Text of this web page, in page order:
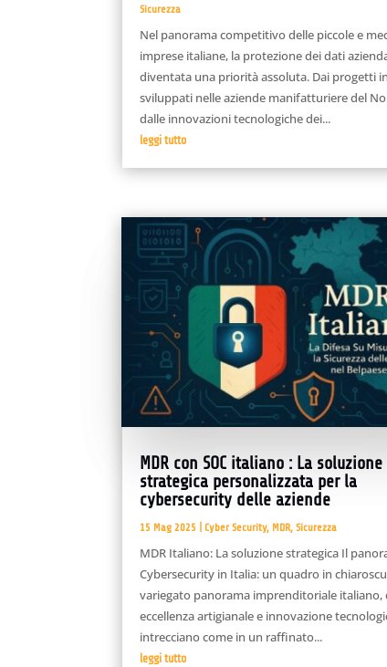
Sicurezza
Nel panorama competitivo delle piccole e
imprese italiane, la protezione dei dati
diventata una priorità assoluta. Dai progetti
sviluppati nelle aziende manifatturiere del
dalle innovazioni tecnologiche dei...
leggi tutto
MDR con SOC italiano : La soluzione
strategica personalizzata per la
cybersecurity delle aziende
15 Mag 2025 Cyber Security, MDR,Sicurezza
MDR Italiano: La soluzione strategica Il
Cybersecurity in Italia: un quadro in
variegato panorama imprenditoriale italiano,
eccellenza artigianale e innovazione
intrecciano come in un raffinato...
leggi tutto